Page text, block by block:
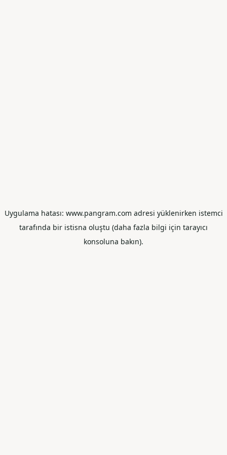
Uygulama hatası: www.pangram.com adresi yüklenirken istemci
tarafında bir istisna oluştu (daha fazla bilgi için tarayıcı
konsoluna bakın).